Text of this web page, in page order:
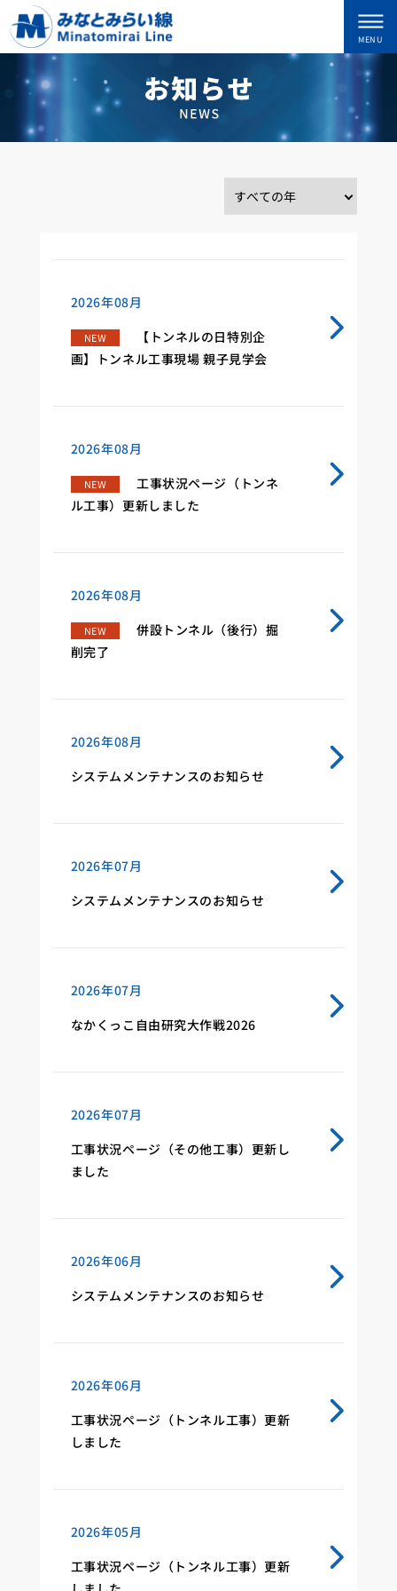
2026年08月
NEW
【トンネルの日特別企
画】トンネル工事現場 親子見学会
2026年08月
NEW
工事状況ページ（トンネ
ル工事）更新しました
2026年08月
NEW
併設トンネル（後行）掘
削完了
2026年08月
システムメンテナンスのお知らせ
2026年07月
システムメンテナンスのお知らせ
2026年07月
なかくっこ自由研究大作戦2026
2026年07月
工事状況ページ（その他工事）更新し
ました
2026年06月
システムメンテナンスのお知らせ
2026年06月
工事状況ページ（トンネル工事）更新
しました
2026年05月
工事状況ページ（トンネル工事）更新